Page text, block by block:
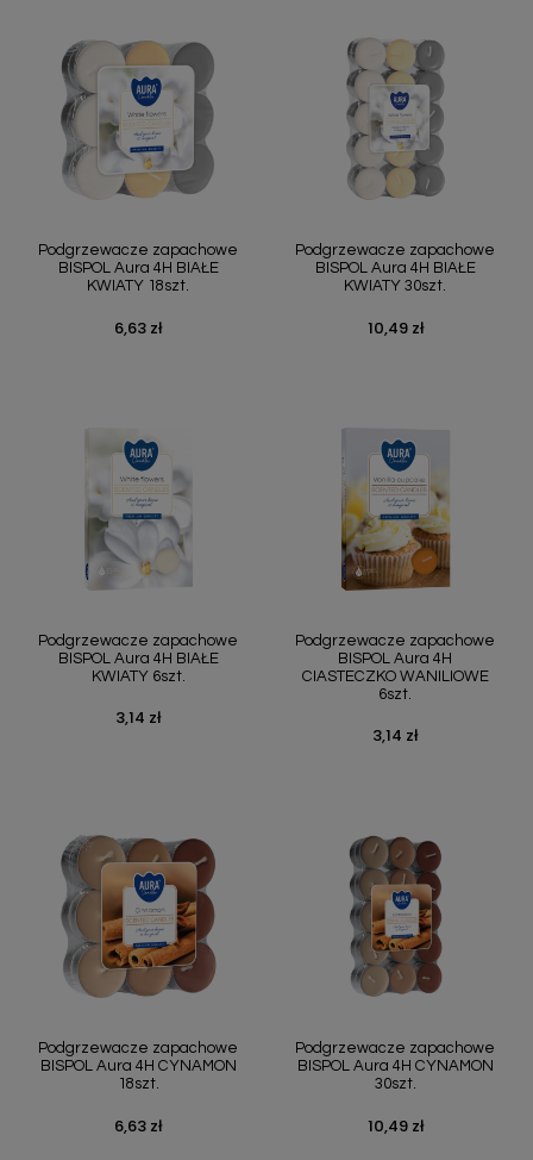
Podgrzewacze zapachowe
BISPOL Aura 4H BIAŁE
KWIATY 18szt.
Cena
6,63 zł
Podgrzewacze zapachowe
BISPOL Aura 4H BIAŁE
KWIATY 30szt.
Cena
10,49 zł
Podgrzewacze zapachowe
BISPOL Aura 4H BIAŁE
KWIATY 6szt.
Cena
3,14 zł
Podgrzewacze zapachowe
BISPOL Aura 4H
CIASTECZKO WANILIOWE
6szt.
Cena
3,14 zł
Podgrzewacze zapachowe
BISPOL Aura 4H CYNAMON
18szt.
Cena
6,63 zł
Podgrzewacze zapachowe
BISPOL Aura 4H CYNAMON
30szt.
Cena
10,49 zł